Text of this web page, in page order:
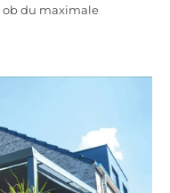
ob du maximale